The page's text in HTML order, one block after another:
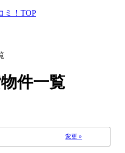
ミ！TOP
件一覧
変更 »